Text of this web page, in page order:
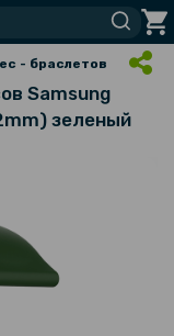
- браслетов
Samsung
зеленый